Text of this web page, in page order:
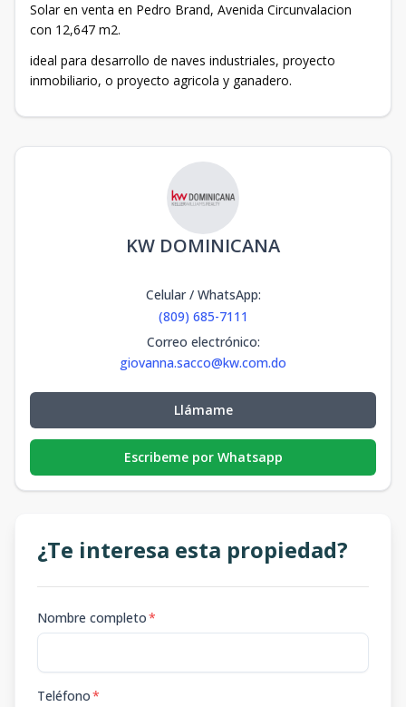
Solar en venta en Pedro Brand, Avenida Circunvalacion
con 12,647 m2.
ideal para desarrollo de naves industriales, proyecto
inmobiliario, o proyecto agricola y ganadero.
KW DOMINICANA
Celular / WhatsApp:
(809) 685-7111
Correo electrónico:
giovanna.sacco@kw.com.do
Llámame
Escribeme por Whatsapp
¿Te interesa esta propiedad?
Nombre completo*
Teléfono*